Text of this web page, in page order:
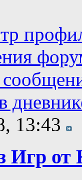
13:43
Игр от